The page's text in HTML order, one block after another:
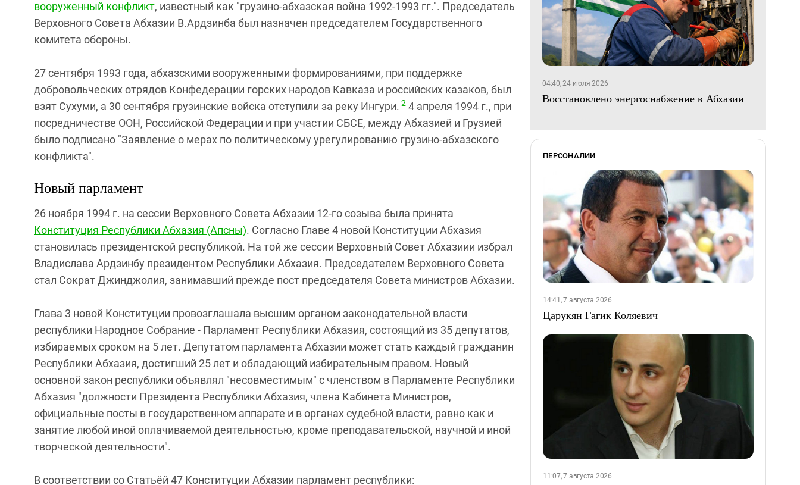
вооруженный конфликт, известный как "грузино-абхазская война 1992-1993 гг.". Председатель
Верховного Совета Абхазии В.Ардзинба был назначен председателем Государственного
комитета обороны.
27 сентября 1993 года, абхазскими вооруженными формированиями, при поддержке
добровольческих отрядов Конфедерации горских народов Кавказа и российских казаков, был
взят Сухуми, а 30 сентября грузинские войска отступили за реку Ингури. 2 4 апреля 1994 г., при
посредничестве ООН, Российской Федерации и при участии СБСЕ, между Абхазией и Грузией
было подписано "Заявление о мерах по политическому урегулированию грузино-абхазского
конфликта".
Новый парламент
26 ноября 1994 г. на сессии Верховного Совета Абхазии 12-го созыва была принята
Конституция Республики Абхазия (Апсны). Согласно Главе 4 новой Конституции Абхазия
становилась президентской республикой. На той же сессии Верховный Совет Абхазиии избрал
Владислава Ардзинбу президентом Республики Абхазия. Председателем Верховного Совета
стал Сократ Джинджолия, занимавший прежде пост председателя Совета министров Абхазии.
Глава 3 новой Конституции провозглашала высшим органом законодательной власти
республики Народное Собрание - Парламент Республики Абхазия, состоящий из 35 депутатов,
избираемых сроком на 5 лет. Депутатом парламента Абхазии может стать каждый гражданин
Республики Абхазия, достигший 25 лет и обладающий избирательным правом. Новый
основной закон республики объявлял "несовместимым" с членством в Парламенте Республики
Абхазия "должности Президента Республики Абхазия, члена Кабинета Министров,
официальные посты в государственном аппарате и в органах судебной власти, равно как и
занятие любой иной оплачиваемой деятельностью, кроме преподавательской, научной и иной
творческой деятельности".
В соответствии со Статьёй 47 Конституции Абхазии парламент республики:
04:40, 24 июля 2026
Восстановлено энергоснабжение в Абхазии
ПЕРСОНАЛИИ
14:41, 7 августа 2026
Царукян Гагик Коляевич
11:07, 7 августа 2026